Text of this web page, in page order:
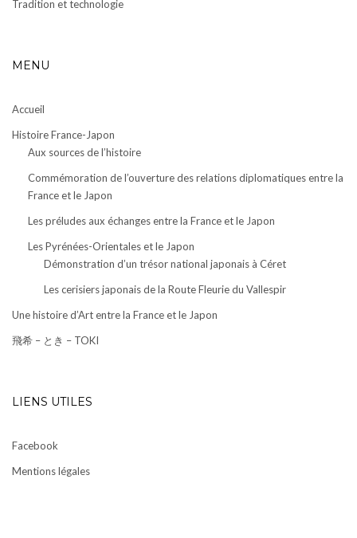
Tradition et technologie
MENU
Accueil
Histoire France-Japon
Aux sources de l’histoire
Commémoration de l’ouverture des relations diplomatiques entre la
France et le Japon
Les préludes aux échanges entre la France et le Japon
Les Pyrénées-Orientales et le Japon
Démonstration d’un trésor national japonais à Céret
Les cerisiers japonais de la Route Fleurie du Vallespir
Une histoire d’Art entre la France et le Japon
飛希 – とき – TOKI
LIENS UTILES
Facebook
Mentions légales